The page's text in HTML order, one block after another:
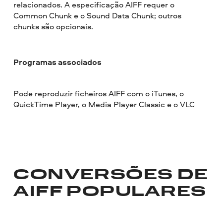
relacionados. A especificação AIFF requer o
Common Chunk e o Sound Data Chunk; outros
chunks são opcionais.
Programas associados
Pode reproduzir ficheiros AIFF com o iTunes, o
QuickTime Player, o Media Player Classic e o VLC
CONVERSÕES DE
AIFF POPULARES